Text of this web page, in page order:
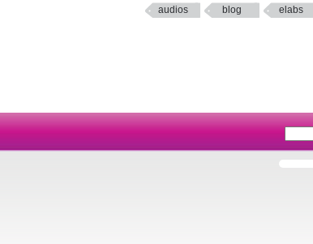
audios blog elabs